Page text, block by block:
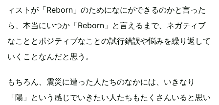
ィストが「Reborn」のためになにができるのかと言った
ら、本当にいつか「Reborn」と言えるまで、ネガティブ
なこととポジティブなことの試行錯誤や悩みを繰り返して
いくことなんだと思う。
もちろん、震災に遭った人たちのなかには、いきなり
「陽」という感じでいきたい人たちもたくさんいると思い